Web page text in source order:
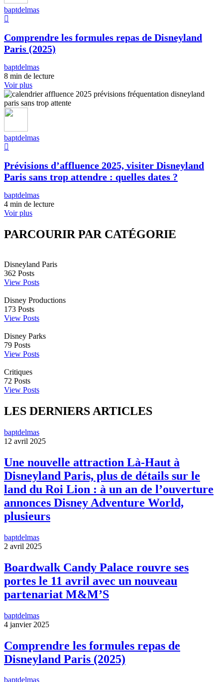
baptdelmas
Comprendre les formules repas de Disneyland
Paris (2025)
baptdelmas
8 min de lecture
Voir plus
baptdelmas
Prévisions d’affluence 2025, visiter Disneyland
Paris sans trop attendre : quelles dates ?
baptdelmas
4 min de lecture
Voir plus
PARCOURIR PAR CATÉGORIE
Disneyland Paris
362 Posts
View Posts
Disney Productions
173 Posts
View Posts
Disney Parks
79 Posts
View Posts
Critiques
72 Posts
View Posts
LES DERNIERS ARTICLES
baptdelmas
12 avril 2025
Une nouvelle attraction Là-Haut à
Disneyland Paris, plus de détails sur le
land du Roi Lion : à un an de l’ouverture
annonces Disney Adventure World,
plusieurs
baptdelmas
2 avril 2025
Boardwalk Candy Palace rouvre ses
portes le 11 avril avec un nouveau
partenariat M&M’S
baptdelmas
4 janvier 2025
Comprendre les formules repas de
Disneyland Paris (2025)
baptdelmas